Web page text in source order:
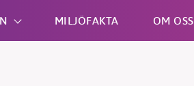
MILJÖFAKTA OM OSS